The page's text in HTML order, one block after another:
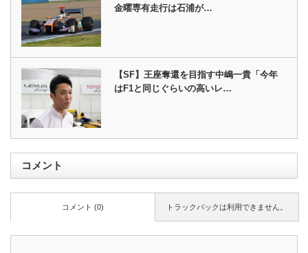
金曜専有走行は石浦が…
【SF】王座奪還を目指す中嶋一貴「今年
はF1と同じぐらいの高いレ…
コメント
トラックバックは利用できません。
コメント (0)